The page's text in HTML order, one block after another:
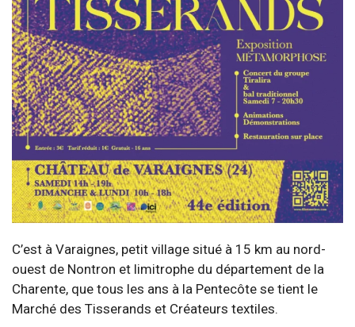
C’est à Varaignes, petit village situé à 15 km au nord-
ouest de Nontron et limitrophe du département de la
Charente, que tous les ans à la Pentecôte se tient le
Marché des Tisserands et Créateurs textiles.